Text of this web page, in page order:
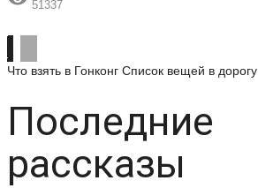
51337
Что взять в Гонконг Список вещей в дорогу
Последние
рассказы